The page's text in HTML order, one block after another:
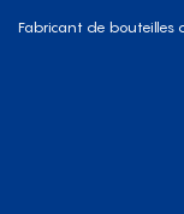
Fabricant de bouteilles